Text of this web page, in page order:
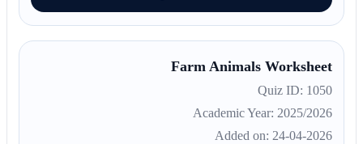
Farm Animals Worksheet
Quiz ID: 1050
Academic Year: 2025/2026
Added on: 24-04-2026